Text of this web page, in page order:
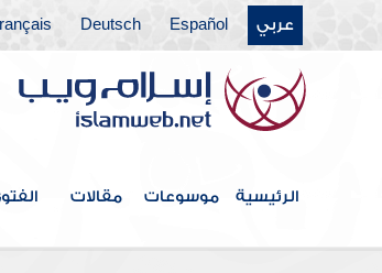
عربي Español
Deutsch
الرئيسية موسوعات مقالات
كتاب القدر
كتاب الفتن أعاذنا الله منها
كتاب الأدب
كتاب البر والصلة
كتاب فيه ذكر الأنبياء